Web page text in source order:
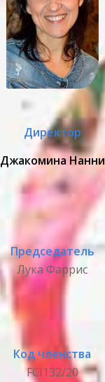
Директор
Джакомина Нанни
Председатель
Лука Фаррис
Код членства
FCI132/20